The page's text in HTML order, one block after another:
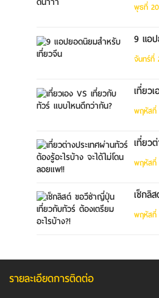
พุธที่
9 แอ
จันทร์ที่
เที่ยว
พฤหัสที่
เที่ยว
พฤหัสที่
เช็กลิ
พฤหัสที่
รายละเอียดการติดต่อ